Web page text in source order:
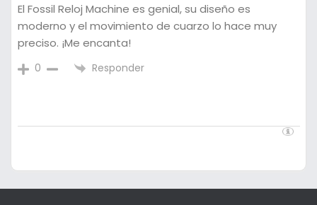
El Fossil Reloj Machine es genial, su diseño es
moderno y el movimiento de cuarzo lo hace muy
preciso. ¡Me encanta!
0 Responder